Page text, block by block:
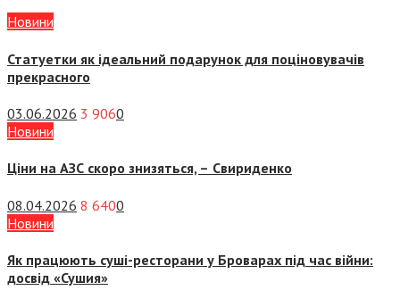
Новини
Статуетки як ідеальний подарунок для поціновувачів
прекрасного
03.06.2026 3 9060
Новини
Ціни на АЗС скоро знизяться, – Свириденко
08.04.2026 8 6400
Новини
Як працюють суші-ресторани у Броварах під час війни:
досвід «Сушия»